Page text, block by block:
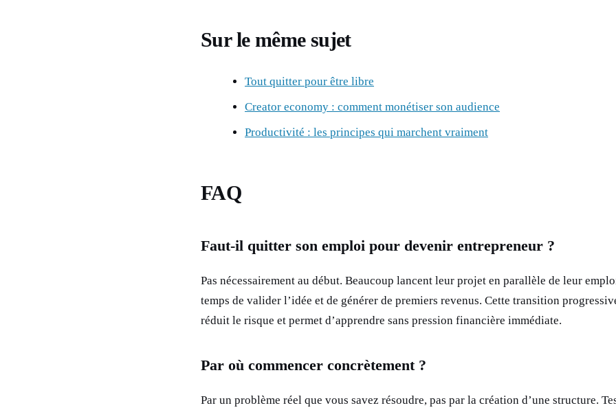
Sur le même sujet
Tout quitter pour être libre
Creator economy : comment monétiser son audience
Productivité : les principes qui marchent vraiment
FAQ
Faut-il quitter son emploi pour devenir entrepreneur ?
Pas nécessairement au début. Beaucoup lancent leur projet en parallèle de leur
temps de valider l’idée et de générer de premiers revenus. Cette transition
réduit le risque et permet d’apprendre sans pression financière immédiate.
Par où commencer concrètement ?
Par un problème réel que vous savez résoudre, pas par la création d’une structure.